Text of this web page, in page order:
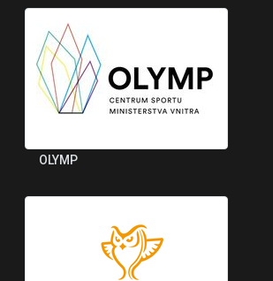
OLYMP